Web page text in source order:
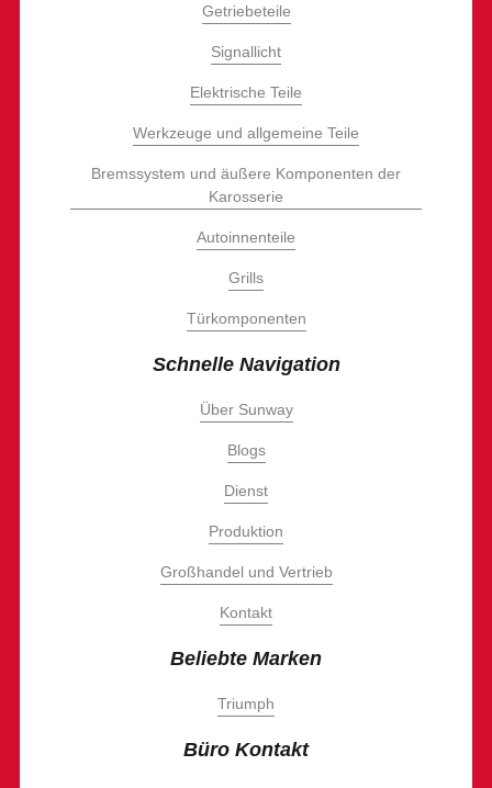
Getriebeteile
Signallicht
Elektrische Teile
Werkzeuge und allgemeine Teile
Bremssystem und äußere Komponenten der
Karosserie
Autoinnenteile
Grills
Türkomponenten
Schnelle Navigation
Über Sunway
Blogs
Dienst
Produktion
Großhandel und Vertrieb
Kontakt
Beliebte Marken
Triumph
Büro Kontakt